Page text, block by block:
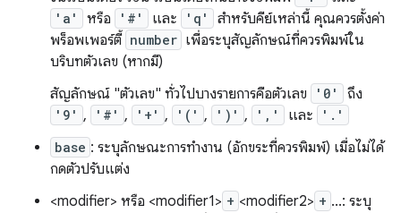
'a' หรือ '#' และ 'q'
สำหรับคีย์เหล่านี้ คุณควรตั้งค่า
พร็อพเพอร์ตี้ number เพื่อระบุสัญลักษณ์ที่ควรพิมพ์ใน
บริบทตัวเลข (หากมี)
สัญลักษณ์ "ตัวเลข" ทั่วไปบางรายการคือตัวเลข
'0' ถึง
'9' , '#' , '+' , '(' , ')' , ',' และ
'.'
base : ระบุลักษณะการทำงาน (อักขระที่ควรพิมพ์) เมื่อไม่ได้
กดตัวปรับแต่ง
<modifier> หรือ <modifier1> + <modifier2> + ...: ระบุ